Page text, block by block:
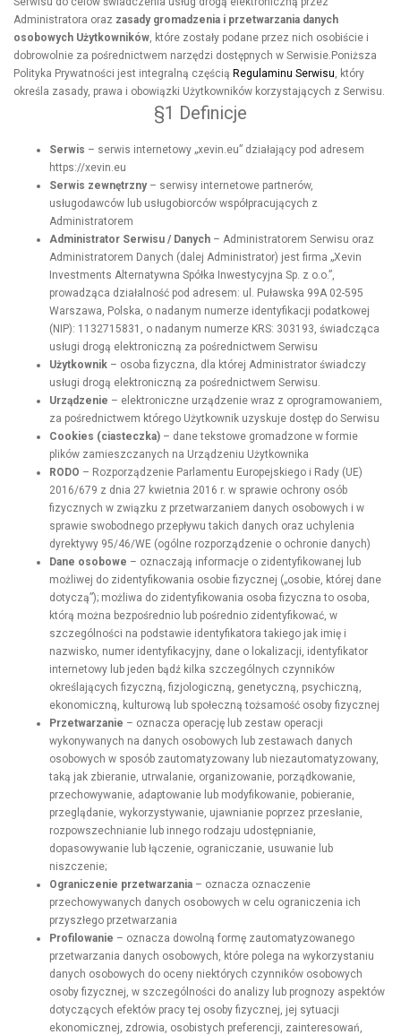
Administratora oraz zasady gromadzenia i przetwarzania danych
osobowych Użytkowników, które zostały podane przez nich osobiście i
dobrowolnie za pośrednictwem narzędzi dostępnych w Serwisie.Poniższa
Polityka Prywatności jest integralną częścią Regulaminu Serwisu, który
określa zasady, prawa i obowiązki Użytkowników korzystających z Serwisu.
§1 Definicje
Serwis – serwis internetowy „xevin.eu” działający pod adresem
https://xevin.eu
Serwis zewnętrzny– serwisy internetowe partnerów,
usługodawców lub usługobiorców współpracujących z
Administratorem
Administrator Serwisu / Danych – Administratorem Serwisu oraz
Administratorem Danych (dalej Administrator) jest firma „Xevin
Investments Alternatywna Spółka Inwestycyjna Sp. z o.o.”,
prowadząca działalność pod adresem: ul. Puławska 99A 02-595
Warszawa, Polska, o nadanym numerze identyfikacji podatkowej
(NIP): 1132715831, o nadanym numerze KRS: 303193, świadcząca
usługi drogą elektroniczną za pośrednictwem Serwisu
Użytkownik – osoba fizyczna, dla której Administrator świadczy
usługi drogą elektroniczną za pośrednictwem Serwisu.
Urządzenie – elektroniczne urządzenie wraz z oprogramowaniem,
za pośrednictwem którego Użytkownik uzyskuje dostęp do Serwisu
Cookies (ciasteczka) – dane tekstowe gromadzone w formie
plików zamieszczanych na Urządzeniu Użytkownika
RODO – Rozporządzenie Parlamentu Europejskiego i Rady (UE)
2016/679 z dnia 27 kwietnia 2016 r. w sprawie ochrony osób
fizycznych w związku z przetwarzaniem danych osobowych i w
sprawie swobodnego przepływu takich danych oraz uchylenia
dyrektywy 95/46/WE (ogólne rozporządzenie o ochronie danych)
Dane osobowe – oznaczają informacje o zidentyfikowanej lub
możliwej do zidentyfikowania osobie fizycznej („osobie, której dane
dotyczą”); możliwa do zidentyfikowania osoba fizyczna to osoba,
którą można bezpośrednio lub pośrednio zidentyfikować, w
szczególności na podstawie identyfikatora takiego jak imię i
nazwisko, numer identyfikacyjny, dane o lokalizacji, identyfikator
internetowy lub jeden bądź kilka szczególnych czynników
określających fizyczną, fizjologiczną, genetyczną, psychiczną,
ekonomiczną, kulturową lub społeczną tożsamość osoby fizycznej
Przetwarzanie – oznacza operację lub zestaw operacji
wykonywanych na danych osobowych lub zestawach danych
osobowych w sposób zautomatyzowany lub niezautomatyzowany,
taką jak zbieranie, utrwalanie, organizowanie, porządkowanie,
przechowywanie, adaptowanie lub modyfikowanie, pobieranie,
przeglądanie, wykorzystywanie, ujawnianie poprzez przesłanie,
rozpowszechnianie lub innego rodzaju udostępnianie,
dopasowywanie lub łączenie, ograniczanie, usuwanie lub
niszczenie;
Ograniczenie przetwarzania – oznacza oznaczenie
przechowywanych danych osobowych w celu ograniczenia ich
przyszłego przetwarzania
Profilowanie – oznacza dowolną formę zautomatyzowanego
przetwarzania danych osobowych, które polega na wykorzystaniu
danych osobowych do oceny niektórych czynników osobowych
osoby fizycznej, w szczególności do analizy lub prognozy aspektów
dotyczących efektów pracy tej osoby fizycznej, jej sytuacji
ekonomicznej, zdrowia, osobistych preferencji, zainteresowań,